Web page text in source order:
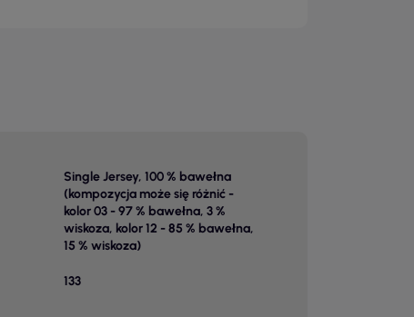
Single Jersey, 100 % bawełna
(kompozycja może się różnić -
kolor 03 - 97 % bawełna, 3 %
wiskoza, kolor 12 - 85 % bawełna,
15 % wiskoza)
133